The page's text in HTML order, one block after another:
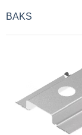
BAKS